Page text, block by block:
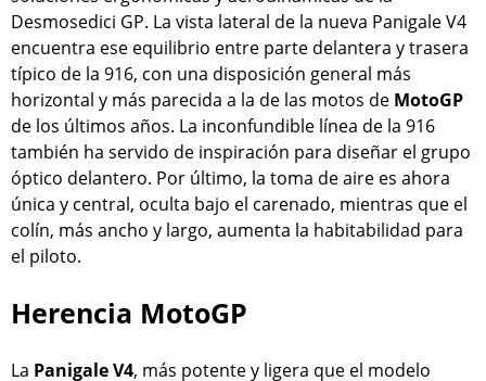
Desmosedici GP. La vista lateral de la nueva Panigale V4
encuentra ese equilibrio entre parte delantera y trasera
típico de la 916, con una disposición general más
horizontal y más parecida a la de las motos de MotoGP
de los últimos años. La inconfundible línea de la 916
también ha servido de inspiración para diseñar el grupo
óptico delantero. Por último, la toma de aire es ahora
única y central, oculta bajo el carenado, mientras que el
colín, más ancho y largo, aumenta la habitabilidad para
el piloto.
Herencia MotoGP
La Panigale V4, más potente y ligera que el modelo